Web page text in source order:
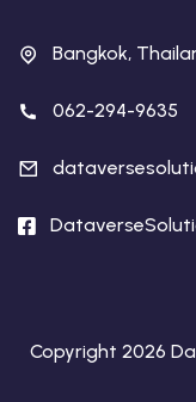
Bangkok,
062-294-9635
Copyright 2026